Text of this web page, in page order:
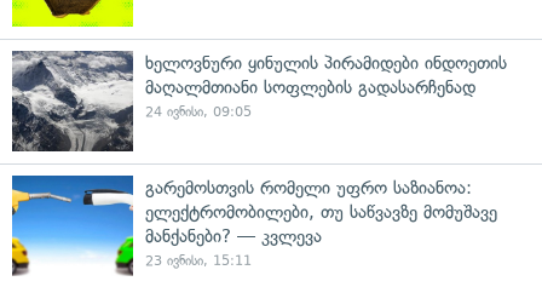
ხელოვნური ყინულის პირამიდები ინდოეთის
მაღალმთიანი სოფლების გადასარჩენად
24 ივნისი, 09:05
გარემოსთვის რომელი უფრო საზიანოა:
ელექტრომობილები, თუ საწვავზე მომუშავე
მანქანები? — კვლევა
23 ივნისი, 15:11